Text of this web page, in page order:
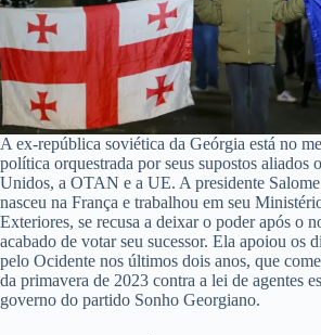
A ex-república soviética da Geórgia está no
política orquestrada por seus supostos aliados
Unidos, a OTAN e a UE. A presidente
nasceu na França e trabalhou em seu
Exteriores, se recusa a deixar o poder após o
acabado de votar seu sucessor. Ela apoiou os
pelo Ocidente nos últimos dois anos, que
da primavera de 2023 contra a lei de agentes
governo do partido Sonho Georgiano.